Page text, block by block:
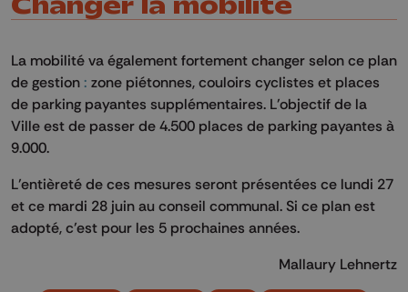
La mobilité va également fortement changer selon ce plan
de gestion : zone piétonnes, couloirs cyclistes et places
de parking payantes supplémentaires. L'objectif de la
Ville est de passer de 4.500 places de parking payantes à
9.000.
L’entièreté de ces mesures seront présentées ce lundi 27
et ce mardi 28 juin au conseil communal. Si ce plan est
adopté, c’est pour les 5 prochaines années.
Mallaury Lehnertz